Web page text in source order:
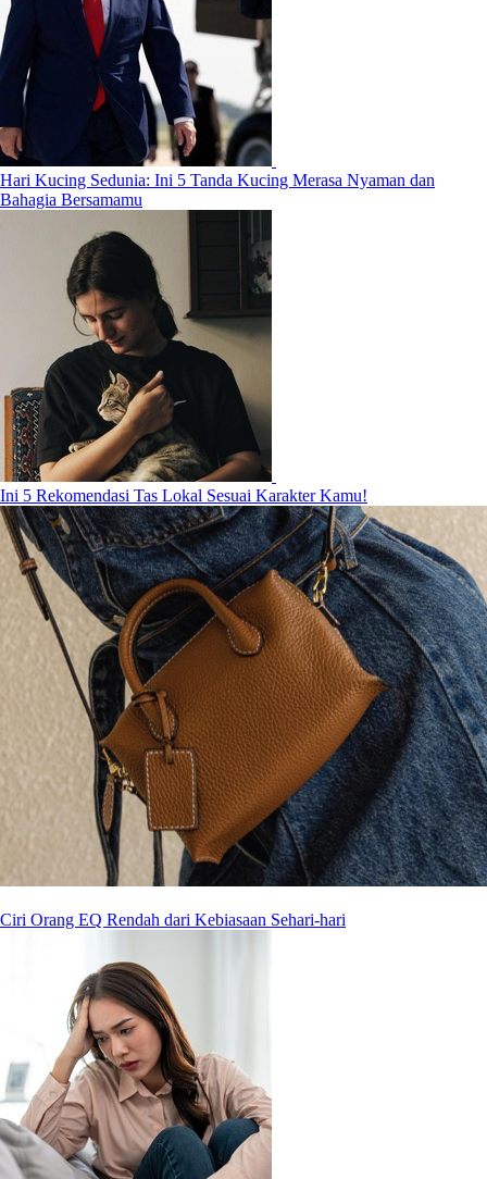
Hari Kucing Sedunia: Ini 5 Tanda Kucing Merasa Nyaman dan
Bahagia Bersamamu
Ini 5 Rekomendasi Tas Lokal Sesuai Karakter Kamu!
Ciri Orang EQ Rendah dari Kebiasaan Sehari-hari